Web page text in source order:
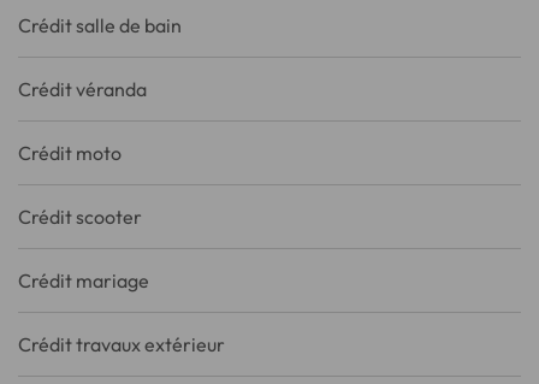
Crédit salle de bain
Crédit véranda
Crédit moto
Crédit scooter
Crédit mariage
Crédit travaux extérieur